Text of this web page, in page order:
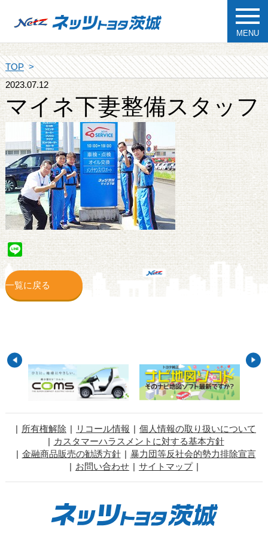
MENU
TOP
2023.07.12
マイネ下妻整備スタッフ
Line
一覧に戻る
所有権解除 リコール情報
個人情報の取り扱いについて
カスタマーハラスメントに対する基本方針
金融商品販売の勧誘方針
暴力団等反社会的勢力排除宣言
お問い合わせ
サイトマップ